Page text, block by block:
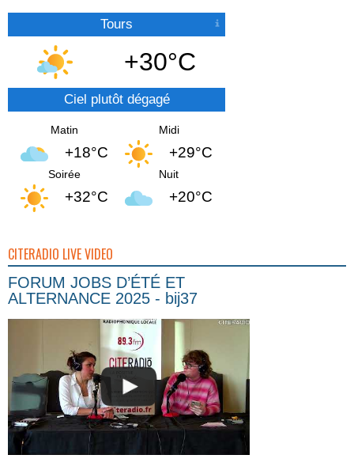
Tours
+30°C
Ciel plutôt dégagé
Matin
+18°C
Midi
+29°C
Soirée
+32°C
Nuit
+20°C
CITERADIO LIVE VIDEO
FORUM JOBS D’ÉTÉ ET
ALTERNANCE 2025 - bij37